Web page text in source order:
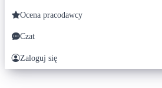
Ocena pracodawcy
Czat
Zaloguj się